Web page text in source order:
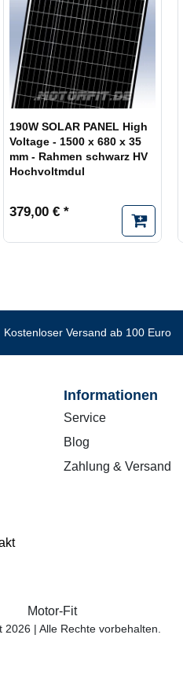
190W SOLAR PANEL High
Voltage - 1500 x 680 x 35
mm - Rahmen schwarz HV
Hochvoltmdul
379,00 € *
Kostenloser Versand ab 100 Euro
Informationen
Service
Blog
Zahlung & Versand
Motor-Fit
| Alle Rechte vorbehalten.